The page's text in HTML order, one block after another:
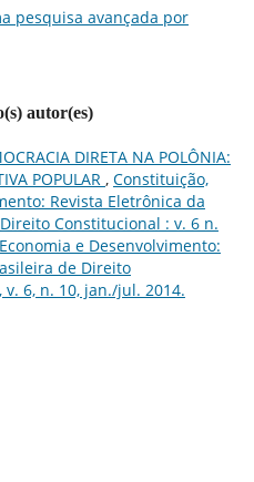
pesquisa avançada por
autor(es)
DIRETA NA POLÔNIA:
POPULAR , Constituição,
Revista Eletrônica da
Constitucional : v. 6 n.
e Desenvolvimento:
de Direito
6, n. 10, jan./jul. 2014.